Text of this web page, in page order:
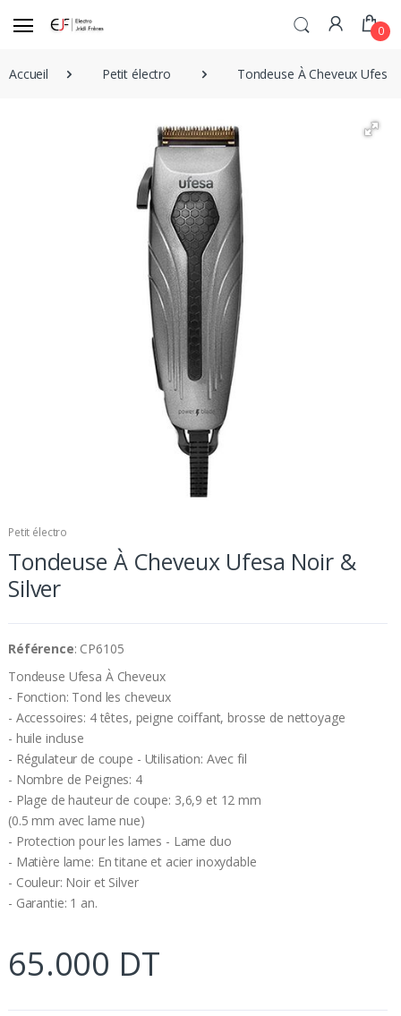
0
Accueil Petit électro Tondeuse À Cheveux Ufesa
Petit électro
Tondeuse À Cheveux Ufesa Noir &
Silver
Référence: CP6105
Tondeuse Ufesa À Cheveux
- Fonction: Tond les cheveux
- Accessoires: 4 têtes, peigne coiffant, brosse de nettoyage
- huile incluse
- Régulateur de coupe - Utilisation: Avec fil
- Nombre de Peignes: 4
- Plage de hauteur de coupe: 3,6,9 et 12 mm
(0.5 mm avec lame nue)
- Protection pour les lames - Lame duo
- Matière lame: En titane et acier inoxydable
- Couleur: Noir et Silver
- Garantie: 1 an.
65.000 DT